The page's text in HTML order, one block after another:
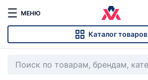
МЕНЮ
Каталог товаров